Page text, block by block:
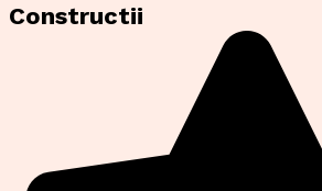
Constructii